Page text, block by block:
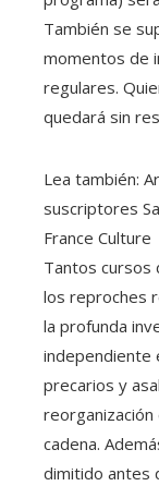
También se
momentos de
regulares.
quedará sin
Lea también:
suscriptores
France Culture
Tantos cursos
los reproches
la profunda
independiente
precarios y
cadena.
dimitido antes